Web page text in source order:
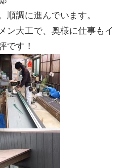
順調に進んでいます。
ン大工で、奥様に仕事もイ
です！